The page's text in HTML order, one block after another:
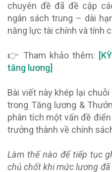
chuyên đề đã đề cập
ngân sách trung – dài
năng lực tài chính và tính
👉 Tham khảo thêm:
tăng lương]
Bài viết này khép lại
trong Tăng lương &
phân tích một vấn đề
trưởng thành về chính
Làm thế nào để tiếp tục
chủ chốt khi mức lương